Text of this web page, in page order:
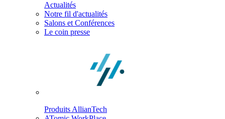
Actualités
Notre fil d'actualités
Salons et Conférences
Le coin presse
Produits AllianTech